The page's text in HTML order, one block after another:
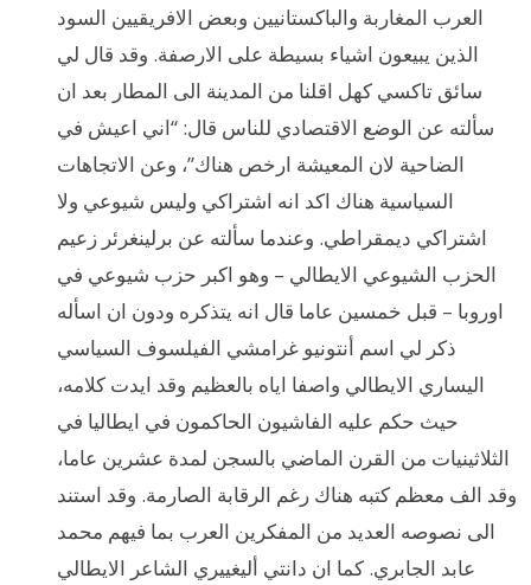
العرب المغاربة والباكستانيين وبعض الافريقيين السود
الذين يبيعون اشياء بسيطة على الارصفة. وقد قال لي
سائق تاكسي كهل اقلنا من المدينة الى المطار بعد ان
سألته عن الوضع الاقتصادي للناس قال: “اني اعيش في
الضاحية لان المعيشة ارخص هناك”، وعن الاتجاهات
السياسية هناك اكد انه اشتراكي وليس شيوعي ولا
اشتراكي ديمقراطي. وعندما سألته عن برلينغرئر زعيم
الحزب الشيوعي الايطالي – وهو اكبر حزب شيوعي في
اوروبا – قبل خمسين عاما قال انه يتذكره ودون ان اسأله
ذكر لي اسم أنتونيو غرامشي الفيلسوف السياسي
اليساري الايطالي واصفا اياه بالعظيم وقد ايدت كلامه،
حيث حكم عليه الفاشيون الحاكمون في ايطاليا في
الثلاثينيات من القرن الماضي بالسجن لمدة عشرين عاما،
وقد الف معظم كتبه هناك رغم الرقابة الصارمة. وقد استند
الى نصوصه العديد من المفكرين العرب بما فيهم محمد
عابد الجابري. كما ان دانتي أليغييري الشاعر الايطالي